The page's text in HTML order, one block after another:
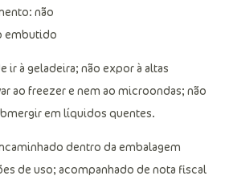
não
embutido
ir à geladeira; não expor à altas
ao freezer e nem ao microondas; não
em líquidos quentes.
dentro da embalagem
de uso; acompanhado de nota fiscal